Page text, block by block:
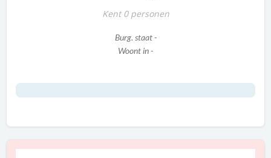
Kent 0 personen
Burg. staat -
Woont in -